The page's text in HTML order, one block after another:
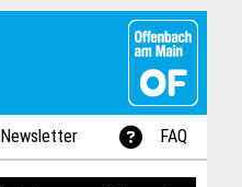
Newsletter FAQ